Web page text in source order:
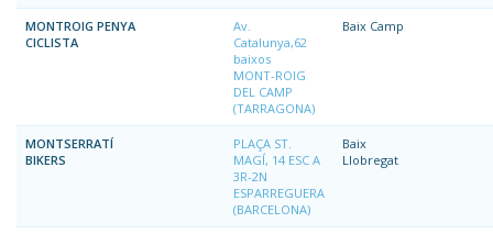
MONTROIG PENYA
CICLISTA
Av.
Catalunya,62
baixos
MONT-ROIG
DEL CAMP
(TARRAGONA)
Baix Camp
MONTSERRATÍ
BIKERS
PLAÇA ST.
MAGÍ, 14 ESC A
3R-2N
ESPARREGUERA
(BARCELONA)
Baix
Llobregat